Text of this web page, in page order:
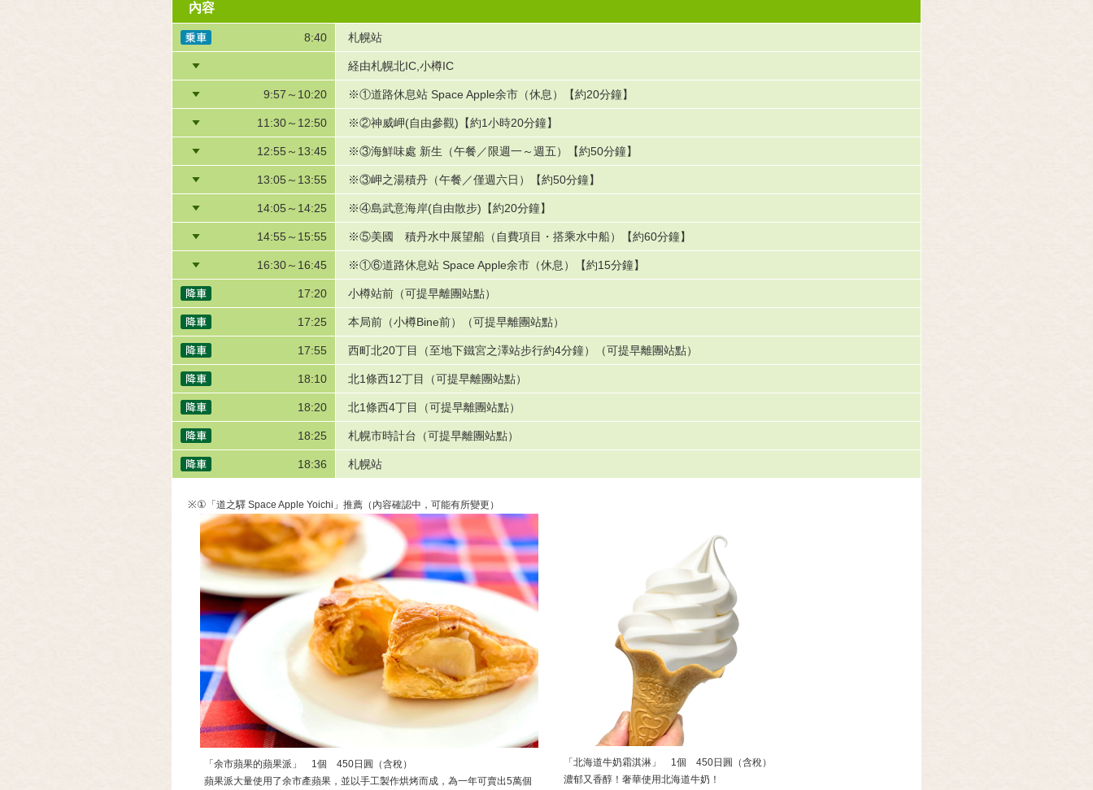
內容
8:40 札幌站
経由札幌北IC,小樽IC
9:57～10:20 ※①道路休息站 Space Apple余市（休息）【約20分鐘】
11:30～12:50 ※②神威岬(自由參觀)【約1小時20分鐘】
12:55～13:45 ※③海鮮味處 新生（午餐／限週一～週五）【約50分鐘】
13:05～13:55 ※③岬之湯積丹（午餐／僅週六日）【約50分鐘】
14:05～14:25 ※④島武意海岸(自由散步)【約20分鐘】
14:55～15:55 ※⑤美國 積丹水中展望船（自費項目・搭乘水中船）【約60分鐘】
16:30～16:45 ※①⑥道路休息站 Space Apple余市（休息）【約15分鐘】
17:20 小樽站前（可提早離團站點）
17:25 本局前（小樽Bine前）（可提早離團站點）
17:55 西町北20丁目（至地下鐵宮之澤站步行約4分鐘）（可提早離團站點）
18:10 北1條西12丁目（可提早離團站點）
18:20 北1條西4丁目（可提早離團站點）
18:25 札幌市時計台（可提早離團站點）
18:36 札幌站
※① 「道之驛 Space Apple Yoichi」推薦（內容確認中，可能有所變更）
「余市蘋果的蘋果派」 1個 450日圓（含稅）
蘋果派大量使用了余市產蘋果，並以手工製作烘烤而成，為一年可賣出5萬個
「北海道牛奶霜淇淋」 1個 450日圓（含稅）
濃郁又香醇！奢華使用北海道牛奶！